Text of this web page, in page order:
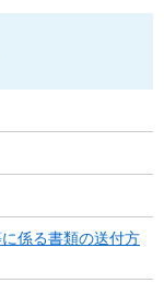
係る書類の送付方